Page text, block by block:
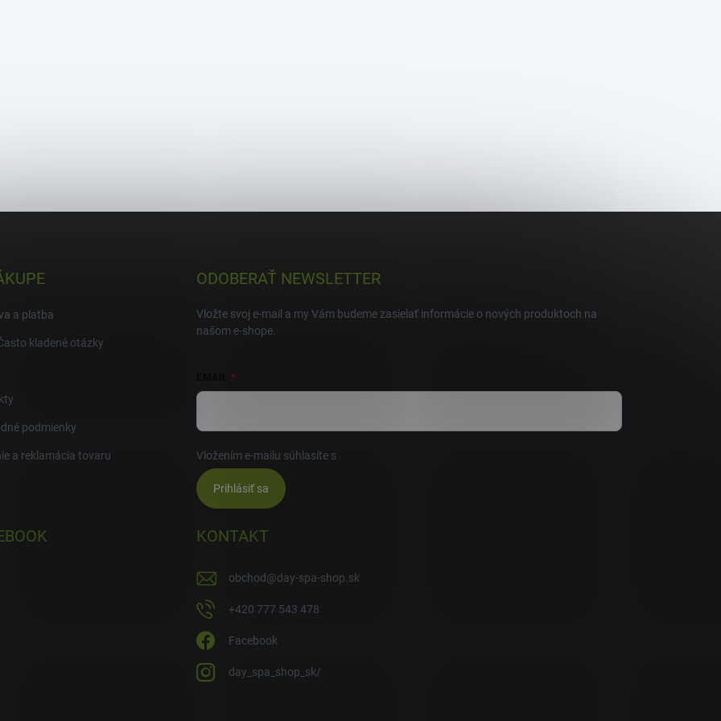
a platba
kladené otázky
podmienky
a reklamácia tovaru
ODOBERAŤ NEWSLETTER
Vložte svoj e-mail a my Vám budeme zasielať informácie o nových produktoch na
našom e-shope.
Vložením e-mailu súhlasíte s
Prihlásiť sa
KONTAKT
obchod@day-spa-shop.sk
+420 777 543 478
Facebook
day_spa_shop_sk/